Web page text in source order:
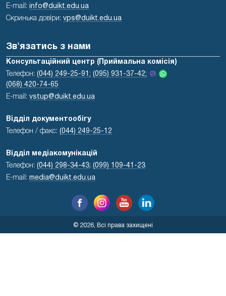
E-mail: info@duikt.edu.ua
Скринька довіри: vps@duikt.edu.ua
Зв'язатись з нами
Консультаційний центр (Приймальна комісія)
Телефон: (044) 249-25-91; (095) 931-37-42;
(068) 420-74-65
E-mail: vstup@duikt.edu.ua
Відділ документообігу
Телефон / факс: (044) 249-25-12
Відділ медіакомунікацій
Телефон: (044) 298-34-43; (099) 109-41-23
E-mail: media@duikt.edu.ua
© 2026, Всі права захищені